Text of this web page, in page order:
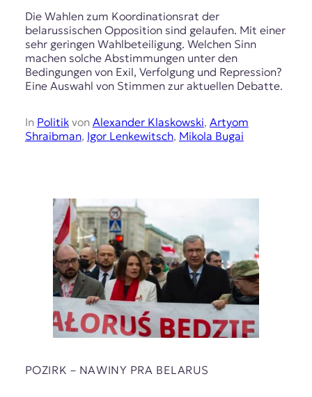
Die Wahlen zum Koordinationsrat der
belarussischen Opposition sind gelaufen. Mit einer
sehr geringen Wahlbeteiligung. Welchen Sinn
machen solche Abstimmungen unter den
Bedingungen von Exil, Verfolgung und Repression?
Eine Auswahl von Stimmen zur aktuellen Debatte.
In Politikvon Alexander Klaskowski, Artyom
Shraibman, Igor Lenkewitsch, Mikola Bugai
POZIRK – NAWІNY PRA BELARUS